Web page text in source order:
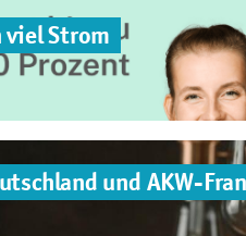
viel Strom
und AKW-